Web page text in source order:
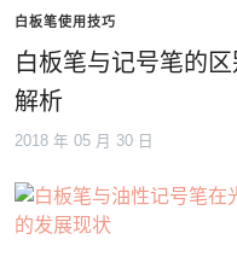
白板笔使用技巧
白板笔与记号笔的
解析
2018 年 05 月 30 日